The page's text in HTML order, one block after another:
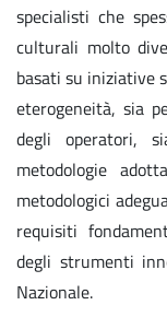
specialisti che
culturali molto
basati su iniziative
eterogeneità, sia
degli operatori,
metodologie
metodologici
requisiti
degli strumenti
Nazionale.